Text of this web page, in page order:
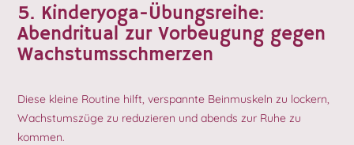
5. Kinderyoga-Übungsreihe:
Abendritual zur Vorbeugung gegen
Wachstumsschmerzen
Diese kleine Routine hilft, verspannte Beinmuskeln zu lockern,
Wachstumszüge zu reduzieren und abends zur Ruhe zu
kommen.